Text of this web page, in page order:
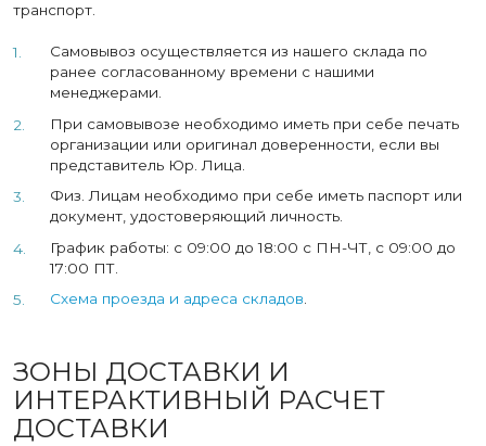
транспорт.
Самовывоз осуществляется из нашего склада по
ранее согласованному времени с нашими
менеджерами.
При самовывозе необходимо иметь при себе печать
организации или оригинал доверенности, если вы
представитель Юр. Лица.
Физ. Лицам необходимо при себе иметь паспорт или
документ, удостоверяющий личность.
График работы: с 09:00 до 18:00 с ПН-ЧТ, с 09:00 до
17:00 ПТ.
Схема проезда и адреса складов.
ЗОНЫ ДОСТАВКИ И
ИНТЕРАКТИВНЫЙ РАСЧЕТ
ДОСТАВКИ